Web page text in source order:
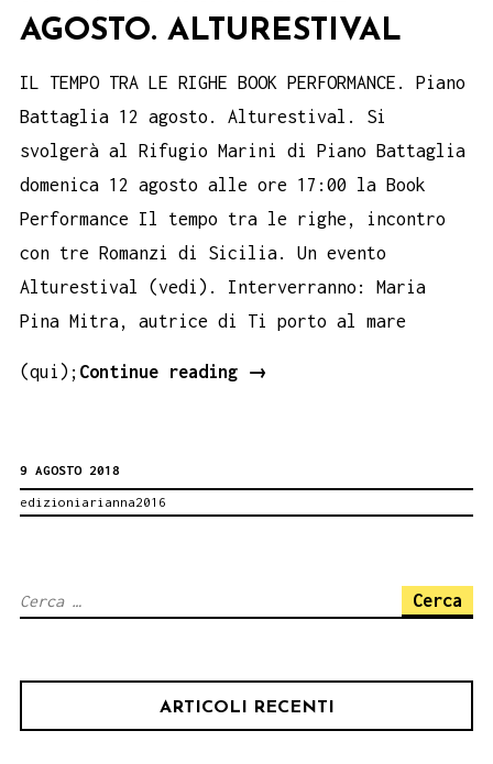
AGOSTO. ALTURESTIVAL
IL TEMPO TRA LE RIGHE BOOK PERFORMANCE. Piano
Battaglia 12 agosto. Alturestival. Si
svolgerà al Rifugio Marini di Piano Battaglia
domenica 12 agosto alle ore 17:00 la Book
Performance Il tempo tra le righe, incontro
con tre Romanzi di Sicilia. Un evento
Alturestival (vedi). Interverranno: Maria
Pina Mitra, autrice di Ti porto al mare
(qui); Continue reading
IL
12
agosto.
→
9 AGOSTO 2018
edizioniarianna2016
Ricerca
ARTICOLI RECENTI